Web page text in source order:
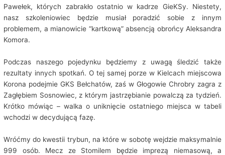
Pawełek, których zabrakło ostatnio w kadrze GieKSy. Niestety,
nasz szkoleniowiec będzie musiał poradzić sobie z innym
problemem, a mianowicie “kartkową” absencją obrońcy Aleksandra
Komora.
Podczas naszego pojedynku będziemy z uwagą śledzić także
rezultaty innych spotkań. O tej samej porze w Kielcach miejscowa
Korona podejmie GKS Bełchatów, zaś w Głogowie Chrobry zagra z
Zagłębiem Sosnowiec, z którym jastrzębianie powalczą za tydzień.
Krótko mówiąc – walka o uniknięcie ostatniego miejsca w tabeli
wchodzi w decydującą fazę.
Wróćmy do kwestii trybun, na które w sobotę wejdzie maksymalnie
999 osób. Mecz ze Stomilem będzie imprezą niemasową, a